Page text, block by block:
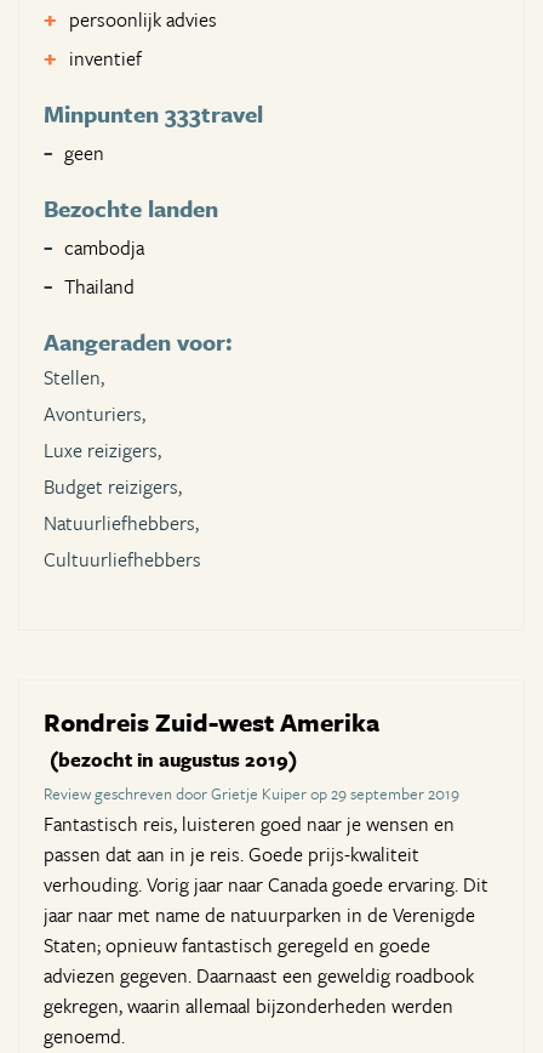
persoonlijk advies
inventief
Minpunten 333travel
geen
Bezochte landen
cambodja
Thailand
Aangeraden voor:
Stellen,
Avonturiers,
Luxe reizigers,
Budget reizigers,
Natuurliefhebbers,
Cultuurliefhebbers
Rondreis Zuid-west Amerika
(bezocht in augustus 2019)
Review geschreven door Grietje Kuiper op 29 september 2019
Fantastisch reis, luisteren goed naar je wensen en
passen dat aan in je reis. Goede prijs-kwaliteit
verhouding. Vorig jaar naar Canada goede ervaring. Dit
jaar naar met name de natuurparken in de Verenigde
Staten; opnieuw fantastisch geregeld en goede
adviezen gegeven. Daarnaast een geweldig roadbook
gekregen, waarin allemaal bijzonderheden werden
genoemd.